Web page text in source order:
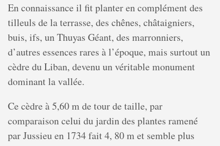
En connaissance il fit planter en complément des
tilleuls de la terrasse, des chênes, châtaigniers,
buis, ifs, un Thuyas Géant, des marronniers,
d’autres essences rares à l’époque, mais surtout un
cèdre du Liban, devenu un véritable monument
dominant la vallée.
Ce cèdre à 5,60 m de tour de taille, par
comparaison celui du jardin des plantes ramené
par Jussieu en 1734 fait 4, 80 m et semble plus